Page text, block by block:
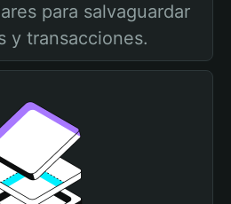
para salvaguardar
y transacciones.